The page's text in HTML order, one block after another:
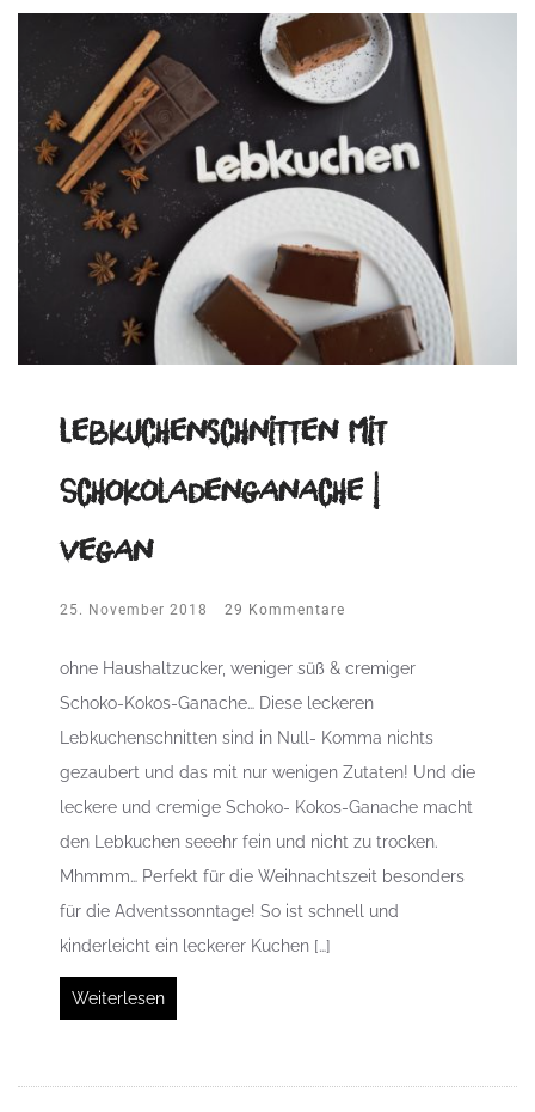
Lebkuchenschnitten mit
Schokoladenganache |
vegan
25. November 2018 29 Kommentare
ohne Haushaltzucker, weniger süß & cremiger
Schoko-Kokos-Ganache… Diese leckeren
Lebkuchenschnitten sind in Null- Komma nichts
gezaubert und das mit nur wenigen Zutaten! Und die
leckere und cremige Schoko- Kokos-Ganache macht
den Lebkuchen seeehr fein und nicht zu trocken.
Mhmmm… Perfekt für die Weihnachtszeit besonders
für die Adventssonntage! So ist schnell und
kinderleicht ein leckerer Kuchen […]
Weiterlesen